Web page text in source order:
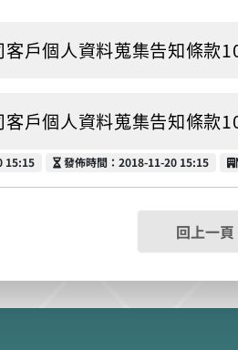
客戶個人資料蒐集告知條
客戶個人資料蒐集告知條
15:15 發佈時間
發佈時間：2018-11-20 15:15
回上一頁